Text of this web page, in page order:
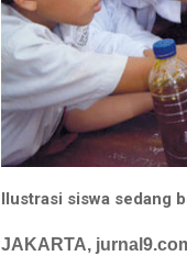
Ilustrasi siswa sedang
JAKARTA,